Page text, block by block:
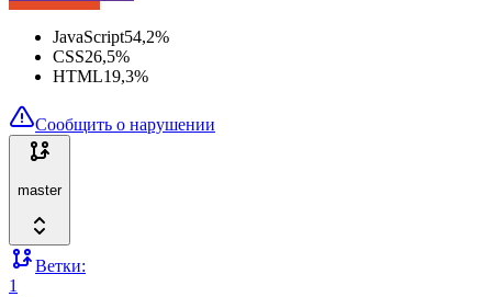
JavaScript54,2%
CSS26,5%
HTML19,3%
Сообщить о нарушении
master
Ветки:
1